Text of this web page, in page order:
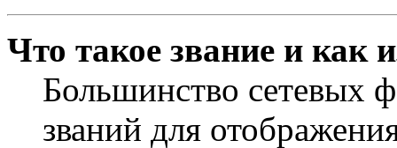
Что такое звание и как
Большинство сетевых
званий для